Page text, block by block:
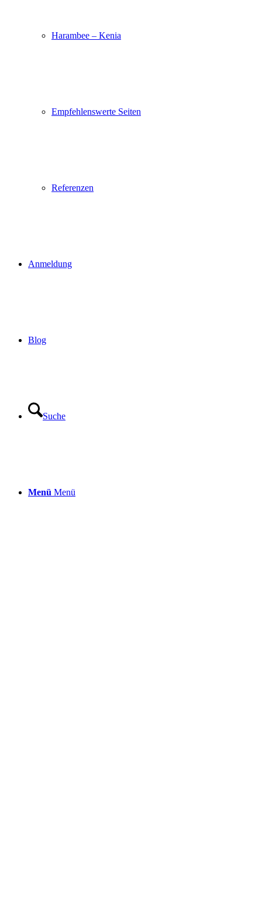
Harambee – Kenia
Empfehlenswerte Seiten
Referenzen
Anmeldung
Blog
Suche
Menü Menü